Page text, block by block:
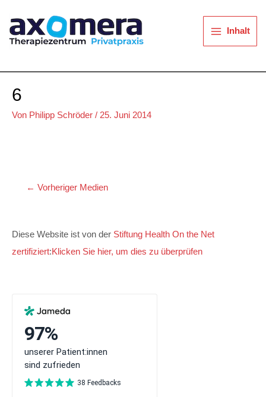
Inhalt
springen
Inhalt
6
Von Philipp Schröder / 25. Juni 2014
← Vorheriger Medien
Diese Website ist von der Stiftung Health On the Net
zertifiziert:Klicken Sie hier, um dies zu überprüfen